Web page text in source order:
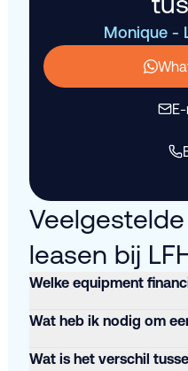
Monique -
leasen bij
Welke equipment
Wat heb ik nodig om
Wat is het verschil